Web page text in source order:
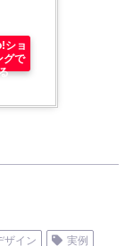
ショ
グで
ザイン 実例